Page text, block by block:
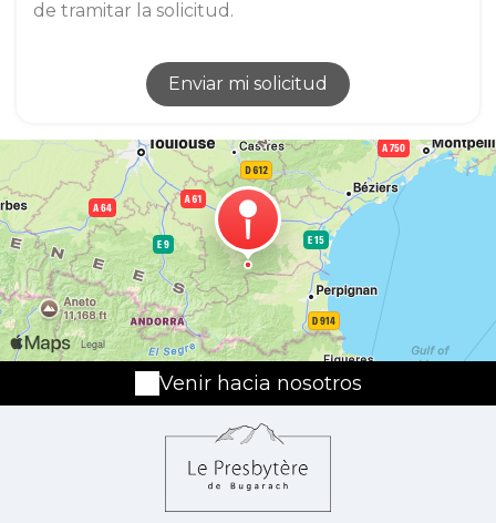
de tramitar la solicitud.
Venir hacia nosotros